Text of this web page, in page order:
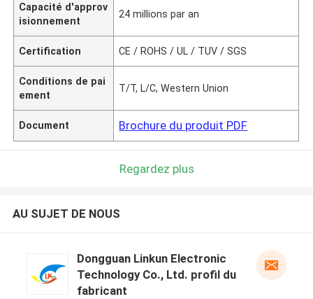
Capacité d'approv
isionnement
24 millions par an
Certification CE / ROHS / UL / TUV / SGS
Conditions de pai
ement
T/T, L/C, Western Union
Document Brochure du produit PDF
Regardez plus
AU SUJET DE NOUS
Dongguan Linkun Electronic
Technology Co., Ltd. profil du
fabricant